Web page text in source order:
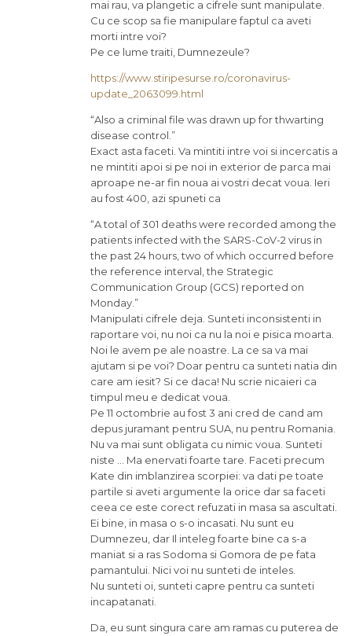
mai rau, va plangetic a cifrele sunt manipulate.
Cu ce scop sa fie manipulare faptul ca aveti
morti intre voi?
Pe ce lume traiti, Dumnezeule?
https://www.stiripesurse.ro/coronavirus-
update_2063099.html
“Also a criminal file was drawn up for thwarting
disease control.”
Exact asta faceti. Va mintiti intre voi si incercatis a
ne mintiti apoi si pe noi in exterior de parca mai
aproape ne-ar fin noua ai vostri decat voua. Ieri
au fost 400, azi spuneti ca
“A total of 301 deaths were recorded among the
patients infected with the SARS-CoV-2 virus in
the past 24 hours, two of which occurred before
the reference interval, the Strategic
Communication Group (GCS) reported on
Monday.”
Manipulati cifrele deja. Sunteti inconsistenti in
raportare voi, nu noi ca nu la noi e pisica moarta.
Noi le avem pe ale noastre. La ce sa va mai
ajutam si pe voi? Doar pentru ca sunteti natia din
care am iesit? Si ce daca! Nu scrie nicaieri ca
timpul meu e dedicat voua.
Pe 11 octombrie au fost 3 ani cred de cand am
depus juramant pentru SUA, nu pentru Romania.
Nu va mai sunt obligata cu nimic voua. Sunteti
niste … Ma enervati foarte tare. Faceti precum
Kate din imblanzirea scorpiei: va dati pe toate
partile si aveti argumente la orice dar sa faceti
ceea ce este corect refuzati in masa sa ascultati.
Ei bine, in masa o s-o incasati. Nu sunt eu
Dumnezeu, dar Il inteleg foarte bine ca s-a
maniat si a ras Sodoma si Gomora de pe fata
pamantului. Nici voi nu sunteti de inteles.
Nu sunteti oi, sunteti capre pentru ca sunteti
incapatanati.
Da, eu sunt singura care am ramas cu puterea de